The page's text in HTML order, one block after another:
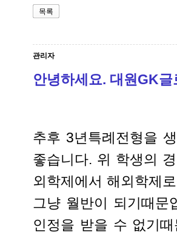
목록
관리자
안녕하세요. 대원GK
추후 3년특례전형을
좋습니다. 위 학생의
외학제에서 해외학제
그냥 월반이 되기때문
인정을 받을 수 없기